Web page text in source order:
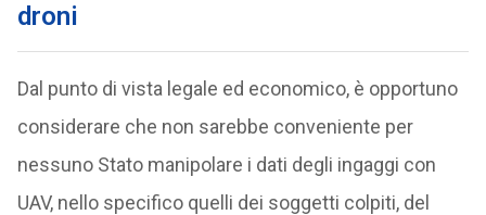
droni
Dal punto di vista legale ed economico, è opportuno
considerare che non sarebbe conveniente per
nessuno Stato manipolare i dati degli ingaggi con
UAV, nello specifico quelli dei soggetti colpiti, del